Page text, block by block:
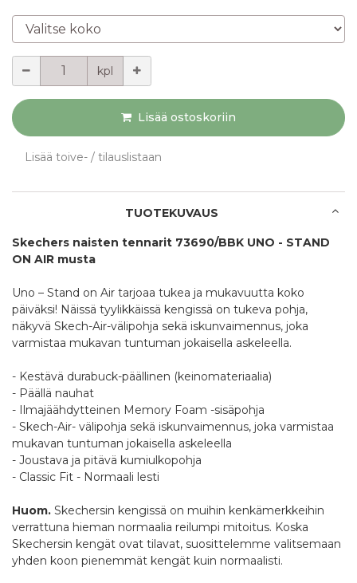
Valitse koko
kpl
Lisää ostoskoriin
Lisää toive- / tilauslistaan
TUOTEKUVAUS
Skechers naisten tennarit 73690/BBK UNO - STAND
ON AIR musta
Uno – Stand on Air tarjoaa tukea ja mukavuutta koko
päiväksi! Näissä tyylikkäissä kengissä on tukeva pohja,
näkyvä Skech-Air-välipohja sekä iskunvaimennus, joka
varmistaa mukavan tuntuman jokaisella askeleella.
- Kestävä durabuck-päällinen (keinomateriaalia)
- Päällä nauhat
- Ilmajäähdytteinen Memory Foam -sisäpohja
- Skech-Air- välipohja sekä iskunvaimennus, joka varmistaa
mukavan tuntuman jokaisella askeleella
- Joustava ja pitävä kumiulkopohja
- Classic Fit - Normaali lesti
Huom. Skechersin kengissä on muihin kenkämerkkeihin
verrattuna hieman normaalia reilumpi mitoitus. Koska
Skechersin kengät ovat tilavat, suosittelemme valitsemaan
yhden koon pienemmät kengät kuin normaalisti.